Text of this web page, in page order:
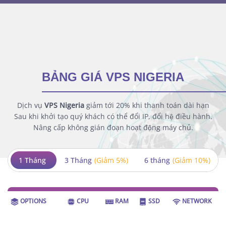
BẢNG GIÁ VPS NIGERIA
Dịch vụ VPS Nigeria giảm tới 20% khi thanh toán dài hạn
Sau khi khởi tạo quý khách có thể đổi IP, đổi hệ điều hành.
Nâng cấp không gián đoạn hoạt động máy chủ.
1 Tháng 3 Tháng (Giảm 5%) 6 tháng (Giảm 10%)
OPTIONS CPU RAM SSD NETWORK